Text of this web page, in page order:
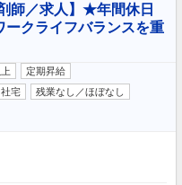
師／求人】★年間休日
クライフバランスを重
定期昇給
宅
残業なし／ほぼなし